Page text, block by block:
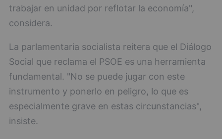
trabajar en unidad por reflotar la economía",
considera.
La parlamentaria socialista reitera que el Diálogo
Social que reclama el PSOE es una herramienta
fundamental. "No se puede jugar con este
instrumento y ponerlo en peligro, lo que es
especialmente grave en estas circunstancias",
insiste.